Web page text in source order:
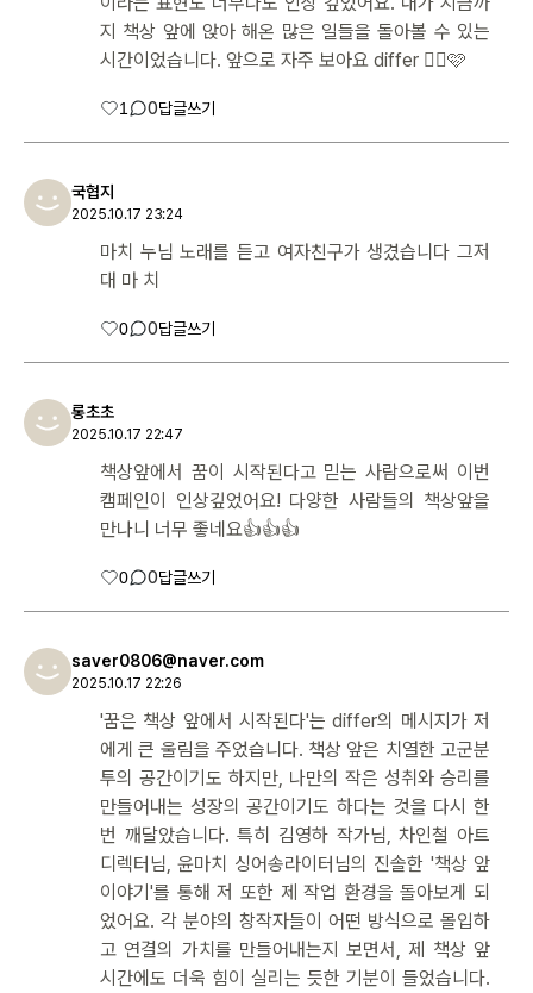
지 책상 앞에 앉아 해온 많은 일들을 돌아볼 수 있는
시간이었습니다. 앞으로 자주 보아요 differ 👍🏻🩷
1 0답글쓰기
국협지
2025.10.17 23:24
마치 누님 노래를 듣고 여자친구가 생겼습니다 그저
대 마 치
0 0답글쓰기
롱초초
2025.10.17 22:47
책상앞에서 꿈이 시작된다고 믿는 사람으로써 이번
캠페인이 인상깊었어요! 다양한 사람들의 책상앞을
만나니 너무 좋네요👍👍👍
0 0답글쓰기
saver0806@naver.com
2025.10.17 22:26
'꿈은 책상 앞에서 시작된다'는 differ의 메시지가 저
에게 큰 울림을 주었습니다. 책상 앞은 치열한 고군분
투의 공간이기도 하지만, 나만의 작은 성취와 승리를
만들어내는 성장의 공간이기도 하다는 것을 다시 한
번 깨달았습니다. 특히 김영하 작가님, 차인철 아트
디렉터님, 윤마치 싱어송라이터님의 진솔한 '책상 앞
이야기'를 통해 저 또한 제 작업 환경을 돌아보게 되
었어요. 각 분야의 창작자들이 어떤 방식으로 몰입하
고 연결의 가치를 만들어내는지 보면서, 제 책상 앞
시간에도 더욱 힘이 실리는 듯한 기분이 들었습니다.